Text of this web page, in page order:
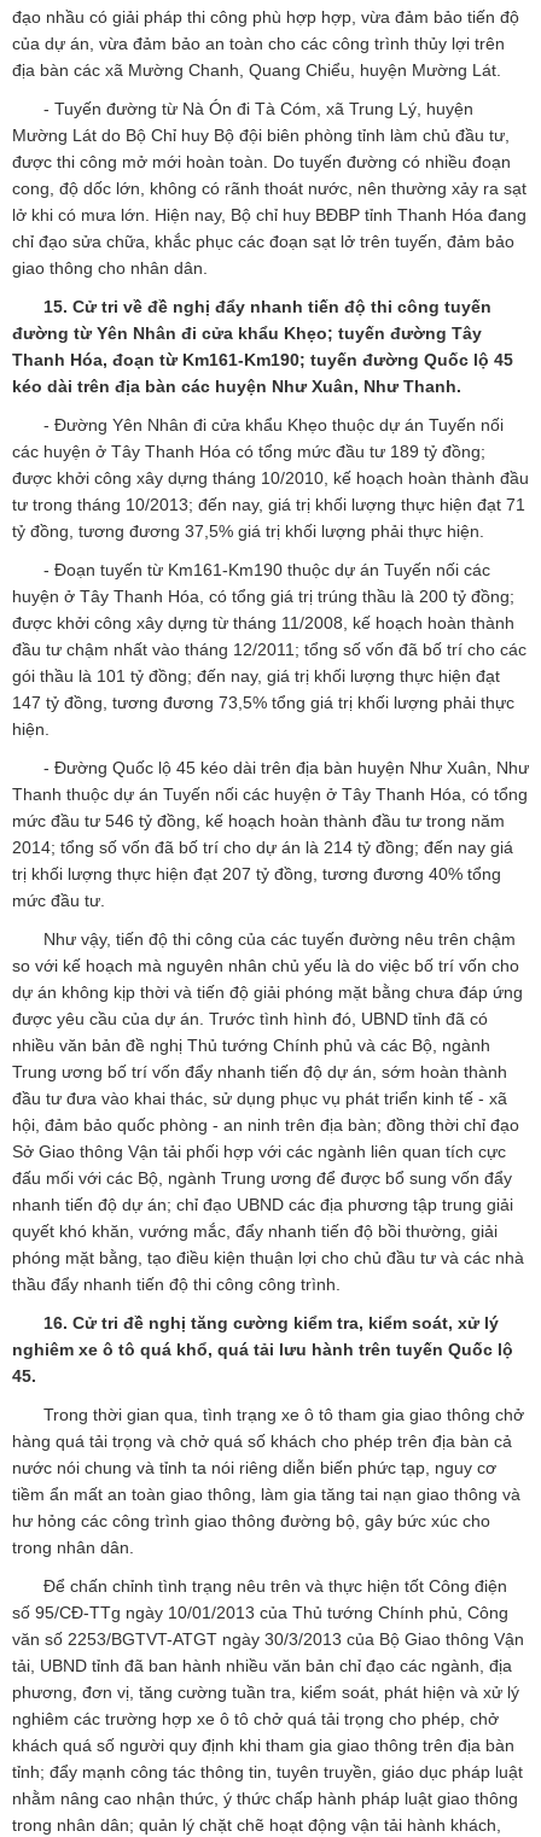
đạo nhầu có giải pháp thi công phù hợp hợp, vừa đảm bảo tiến độ
của dự án, vừa đảm bảo an toàn cho các công trình thủy lợi trên
địa bàn các xã Mường Chanh, Quang Chiểu, huyện Mường Lát.
- Tuyến đường từ Nà Ón đi Tà Cóm, xã Trung Lý, huyện
Mường Lát do Bộ Chỉ huy Bộ đội biên phòng tỉnh làm chủ đầu tư,
được thi công mở mới hoàn toàn. Do tuyến đường có nhiều đoạn
cong, độ dốc lớn, không có rãnh thoát nước, nên thường xảy ra sạt
lở khi có mưa lớn. Hiện nay, Bộ chỉ huy BĐBP tỉnh Thanh Hóa đang
chỉ đạo sửa chữa, khắc phục các đoạn sạt lở trên tuyến, đảm bảo
giao thông cho nhân dân.
15. Cử tri về đề nghị đẩy nhanh tiến độ thi công tuyến
đường từ Yên Nhân đi cửa khẩu Khẹo; tuyến đường Tây
Thanh Hóa, đoạn từ Km161-Km190; tuyến đường Quốc lộ 45
kéo dài trên địa bàn các huyện Như Xuân, Như Thanh.
- Đường Yên Nhân đi cửa khẩu Khẹo thuộc dự án Tuyến nối
các huyện ở Tây Thanh Hóa có tổng mức đầu tư 189 tỷ đồng;
được khởi công xây dựng tháng 10/2010, kế hoạch hoàn thành đầu
tư trong tháng 10/2013; đến nay, giá trị khối lượng thực hiện đạt 71
tỷ đồng, tương đương 37,5% giá trị khối lượng phải thực hiện.
- Đoạn tuyến từ Km161-Km190 thuộc dự án Tuyến nối các
huyện ở Tây Thanh Hóa, có tổng giá trị trúng thầu là 200 tỷ đồng;
được khởi công xây dựng từ tháng 11/2008, kế hoạch hoàn thành
đầu tư chậm nhất vào tháng 12/2011; tổng số vốn đã bố trí cho các
gói thầu là 101 tỷ đồng; đến nay, giá trị khối lượng thực hiện đạt
147 tỷ đồng, tương đương 73,5% tổng giá trị khối lượng phải thực
hiện.
- Đường Quốc lộ 45 kéo dài trên địa bàn huyện Như Xuân, Như
Thanh thuộc dự án Tuyến nối các huyện ở Tây Thanh Hóa, có tổng
mức đầu tư 546 tỷ đồng, kế hoạch hoàn thành đầu tư trong năm
2014; tổng số vốn đã bố trí cho dự án là 214 tỷ đồng; đến nay giá
trị khối lượng thực hiện đạt 207 tỷ đồng, tương đương 40% tổng
mức đầu tư.
Như vậy, tiến độ thi công của các tuyến đường nêu trên chậm
so với kế hoạch mà nguyên nhân chủ yếu là do việc bố trí vốn cho
dự án không kịp thời và tiến độ giải phóng mặt bằng chưa đáp ứng
được yêu cầu của dự án. Trước tình hình đó, UBND tỉnh đã có
nhiều văn bản đề nghị Thủ tướng Chính phủ và các Bộ, ngành
Trung ương bố trí vốn đẩy nhanh tiến độ dự án, sớm hoàn thành
đầu tư đưa vào khai thác, sử dụng phục vụ phát triển kinh tế - xã
hội, đảm bảo quốc phòng - an ninh trên địa bàn; đồng thời chỉ đạo
Sở Giao thông Vận tải phối hợp với các ngành liên quan tích cực
đấu mối với các Bộ, ngành Trung ương để được bổ sung vốn đẩy
nhanh tiến độ dự án; chỉ đạo UBND các địa phương tập trung giải
quyết khó khăn, vướng mắc, đẩy nhanh tiến độ bồi thường, giải
phóng mặt bằng, tạo điều kiện thuận lợi cho chủ đầu tư và các nhà
thầu đẩy nhanh tiến độ thi công công trình.
16. Cử tri đề nghị tăng cường kiểm tra, kiểm soát, xử lý
nghiêm xe ô tô quá khổ, quá tải lưu hành trên tuyến Quốc lộ
45.
Trong thời gian qua, tình trạng xe ô tô tham gia giao thông chở
hàng quá tải trọng và chở quá số khách cho phép trên địa bàn cả
nước nói chung và tỉnh ta nói riêng diễn biến phức tạp, nguy cơ
tiềm ẩn mất an toàn giao thông, làm gia tăng tai nạn giao thông và
hư hỏng các công trình giao thông đường bộ, gây bức xúc cho
trong nhân dân.
Để chấn chỉnh tình trạng nêu trên và thực hiện tốt Công điện
số 95/CĐ-TTg ngày 10/01/2013 của Thủ tướng Chính phủ, Công
văn số 2253/BGTVT-ATGT ngày 30/3/2013 của Bộ Giao thông Vận
tải, UBND tỉnh đã ban hành nhiều văn bản chỉ đạo các ngành, địa
phương, đơn vị, tăng cường tuần tra, kiểm soát, phát hiện và xử lý
nghiêm các trường hợp xe ô tô chở quá tải trọng cho phép, chở
khách quá số người quy định khi tham gia giao thông trên địa bàn
tỉnh; đẩy mạnh công tác thông tin, tuyên truyền, giáo dục pháp luật
nhằm nâng cao nhận thức, ý thức chấp hành pháp luật giao thông
trong nhân dân; quản lý chặt chẽ hoạt động vận tải hành khách,